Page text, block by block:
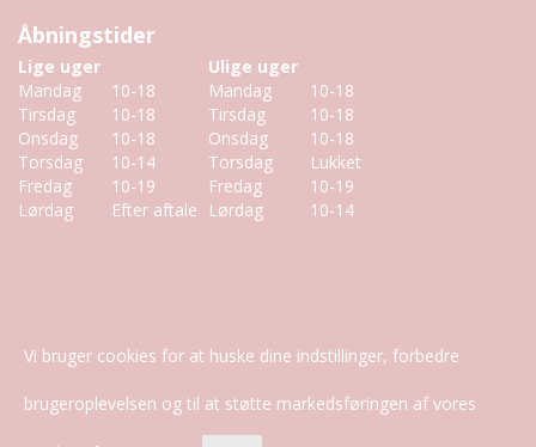
Åbningstider
Lige uger
Ulige uger
Mandag
10-18 Mandag
10-18
Tirsdag
10-18 Tirsdag
10-18
Onsdag
10-18 Onsdag
10-18
Torsdag
10-14 Torsdag
Lukket
Fredag
10-19 Fredag
10-19
Lørdag
Efter aftale Lørdag 10-14
Design og udvikling
Vi bruger cookies for at huske dine indstillinger, forbedre
brugeroplevelsen og til at støtte markedsføringen af vores